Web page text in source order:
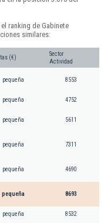
ranking de Gabinete
similares:
(€)
Sector
Actividad
pequeña 8553
pequeña 4752
pequeña 5611
pequeña 7311
pequeña 4690
pequeña 8693
pequeña 8532